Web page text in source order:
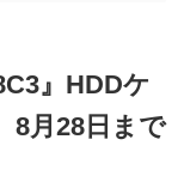
』HDDケ
8月28日まで